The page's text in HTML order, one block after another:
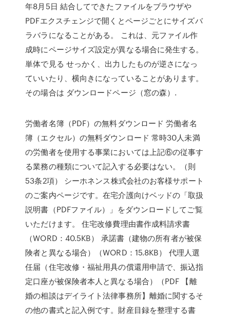
年8月5日 結合してできたファイルをブラウザや
PDFエクスチェンジで開くとページごとにサイズバ
ラバラになることがある。 これは、元ファイル作
成時にページサイズ設定が異なる場合に発生する。
単体で見る せっかく、出力したものが逆さになっ
ていいたり、横向きになっていることがあります。
その場合は ダウンロードページ（窓の森）.
労働者名簿（PDF）の無料ダウンロード 労働者名
簿（エクセル）の無料ダウンロード 常時30人未満
の労働者を使用する事業においては上記⑥の従事す
る業務の種類について記入する必要はない。（則
53条2項） シーホネンス株式会社のお客様サポート
のご案内ページです。在宅介護向けベッドの「取扱
説明書（PDFファイル）」をダウンロードしてご覧
いただけます。 住宅改修費理由書作成料請求書
（WORD：40.5KB） 承諾書（建物の所有者が被保
険者と異なる場合）（WORD：15.8KB） 代理人選
任届（住宅改修・福祉用具の償還用申請で、振込指
定口座が被保険者本人と異なる場合）（PDF 【離
婚の相談はデイライト法律事務所】離婚に関するそ
の他の書式と記入例です。財産目録を整理する書